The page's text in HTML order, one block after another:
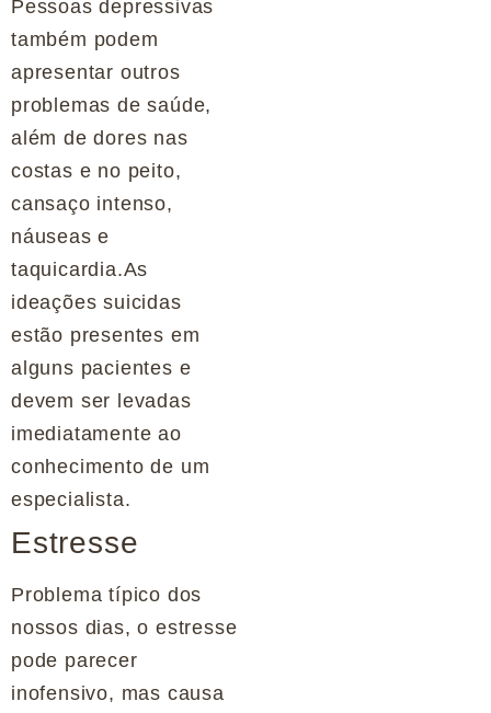
Pessoas depressivas
também podem
apresentar outros
problemas de saúde,
além de dores nas
costas e no peito,
cansaço intenso,
náuseas e
taquicardia.As
ideações suicidas
estão presentes em
alguns pacientes e
devem ser levadas
imediatamente ao
conhecimento de um
especialista.
Estresse
Problema típico dos
nossos dias, o estresse
pode parecer
inofensivo, mas causa